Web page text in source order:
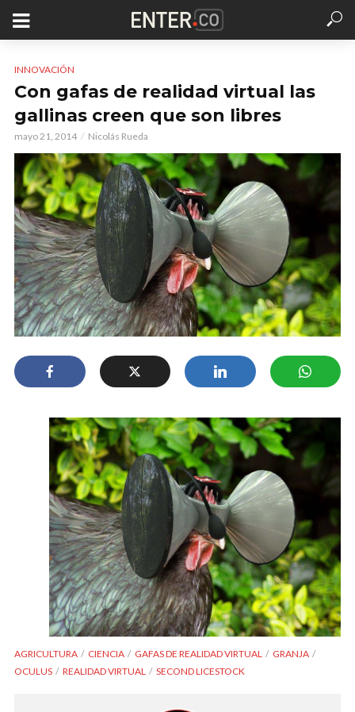
INNOVACIÓN
Con gafas de realidad virtual las
gallinas creen que son libres
mayo 21, 2014 Nicolás Rueda
AGRICULTURA CIENCIA GAFAS DE REALIDAD VIRTUAL
GRANJA
OCULUS
REALIDAD VIRTUAL SECOND LICESTOCK